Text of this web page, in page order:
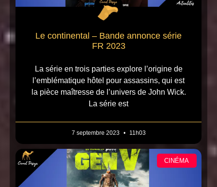
Le continental – Bande annonce série
FR 2023
La série en trois parties explore l’origine de
l’emblématique hôtel pour assassins, qui est
la pièce maîtresse de l’univers de John Wick.
La série est
7 septembre 2023 11h03
CINÉMA